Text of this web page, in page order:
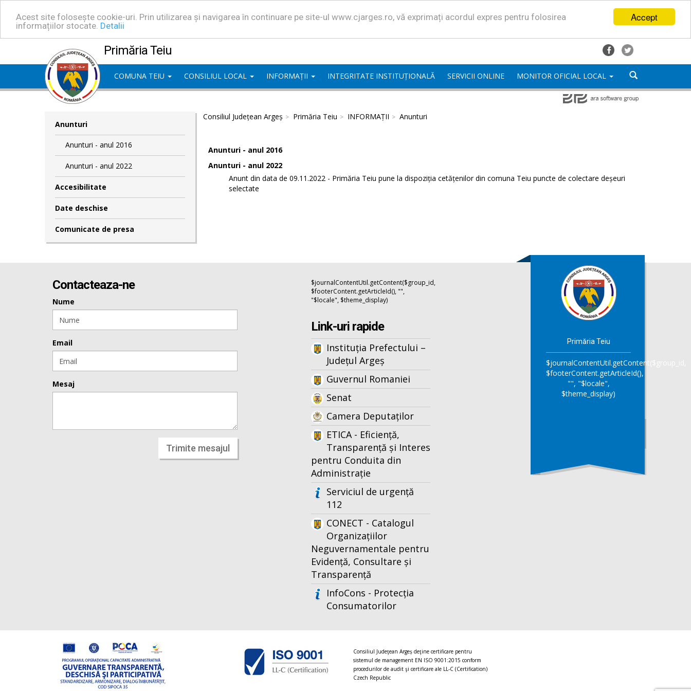
Accept
Acest site folosește cookie-uri. Prin utilizarea și navigarea în continuare pe site-ul www.cjarges.ro, vă exprimați acordul expres pentru folosirea
informațiilor stocate. Detalii
Primăria Teiu
COMUNA TEIU CONSILIUL LOCAL INFORMAȚII INTEGRITATE INSTITUȚIONALĂ SERVICII ONLINE MONITOR OFICIAL LOCAL
Anunturi
Anunturi - anul 2016
Anunturi - anul 2022
Accesibilitate
Date deschise
Comunicate de presa
Consiliul Județean Argeș Primăria Teiu INFORMAȚII Anunturi
Anunturi - anul 2016
Anunturi - anul 2022
Anunt din data de 09.11.2022 - Primăria Teiu pune la dispoziția cetățenilor din comuna Teiu puncte de colectare deșeuri
selectate
Contacteaza-ne
Nume
Email
Mesaj
Trimite mesajul
$journalContentUtil.getContent($group_id,
$footerContent.getArticleId(), "",
"$locale", $theme_display)
Link-uri rapide
Instituția Prefectului –
Județul Argeș
Guvernul Romaniei
Senat
Camera Deputaților
ETICA - Eficiență,
Transparență și Interes
pentru Conduita din
Administrație
Serviciul de urgență
112
CONECT - Catalogul
Organizațiilor
Neguvernamentale pentru
Evidență, Consultare și
Transparență
InfoCons - Protecția
Consumatorilor
Primăria Teiu
$journalContentUtil.getContent($group_id,
$footerContent.getArticleId(),
"", "$locale",
$theme_display)
Consiliul Judeţean Argeș deţine certificare pentru
sistemul de management EN ISO 9001:2015 conform
procedurilor de audit şi certificare ale LL-C (Certification)
Czech Republic